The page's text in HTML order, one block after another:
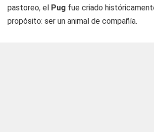
pastoreo, el Pug fue criado
propósito: ser un animal de compañía.